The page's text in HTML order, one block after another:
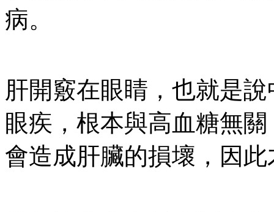
病。
肝開竅在眼睛，也就是
眼疾，根本與高血糖無
會造成肝臟的損壞，因